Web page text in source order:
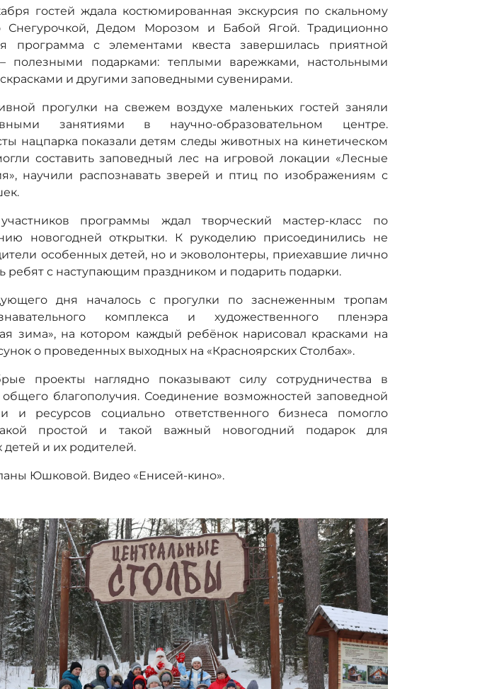
гостей ждала костюмированная экскурсия по скальному
Снегурочкой, Дедом Морозом и Бабой Ягой. Традиционно
программа с элементами квеста завершилась приятной
полезными подарками: теплыми варежками, настольными
и другими заповедными сувенирами.
прогулки на свежем воздухе маленьких гостей заняли
занятиями в научно-образовательном центре.
нацпарка показали детям следы животных на кинетическом
составить заповедный лес на игровой локации «Лесные
научили распознавать зверей и птиц по изображениям с
программы ждал творческий мастер-класс по
новогодней открытки. К рукоделию присоединились не
особенных детей, но и эковолонтеры, приехавшие лично
ребят с наступающим праздником и подарить подарки.
дня началось с прогулки по заснеженным тропам
комплекса и художественного пленэра
зима», на котором каждый ребёнок нарисовал красками на
о проведенных выходных на «Красноярских Столбах».
проекты наглядно показывают силу сотрудничества в
общего благополучия. Соединение возможностей заповедной
и ресурсов социально ответственного бизнеса помогло
простой и такой важный новогодний подарок для
и их родителей.
Юшковой. Видео «Енисей-кино».